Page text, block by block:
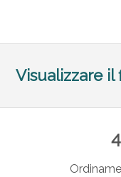
Visualizzare
4